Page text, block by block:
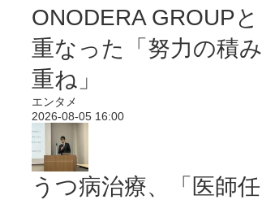
ONODERA GROUPと
重なった「努力の積み
重ね」
エンタメ
2026-08-05 16:00
うつ病治療、「医師任